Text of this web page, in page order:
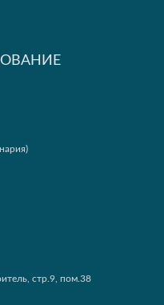
стр.9, пом.38